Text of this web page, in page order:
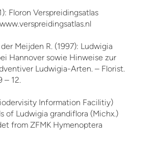
Floron Verspreidingsatlas
Meijden R. (1997): Ludwigia
Hannover sowie Hinweise zur
Ludwigia-Arten. – Florist.
– 12.
Information Facilitiy)
of Ludwigia grandiflora (Michx.)
from ZFMK Hymenoptera